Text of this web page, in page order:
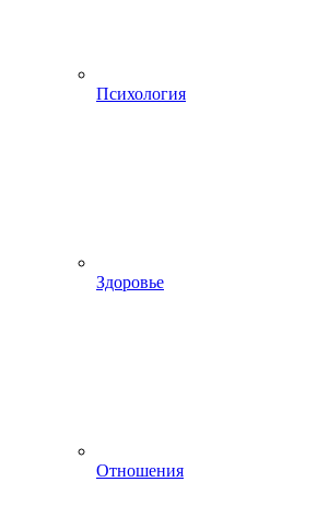
Психология
Здоровье
Отношения